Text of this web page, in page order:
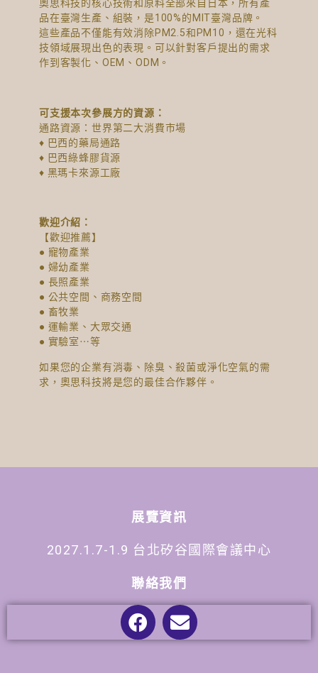
奧思科技的核心技術和原料全部來自日本，所有產
品在臺灣生產、組裝，是100%的MIT臺灣品牌。
這些產品不僅能有效消除PM2.5和PM10，還在光科
技領域展現出色的表現。可以針對客戶提出的需求
作到客製化、OEM、ODM。
可支援本次參展方的資源：
通路資源：世界第二大消費市場
♦ 巴西的藥局通路
♦ 巴西綠蜂膠貨源
♦ 黑瑪卡來源工廠
歡迎介紹：
【歡迎推薦】
● 寵物產業
● 婦幼產業
● 長照產業
● 公共空間、商務空間
● 畜牧業
● 運輸業、大眾交通
● 實驗室⋯等
如果您的企業有消毒、除臭、殺菌或淨化空氣的需
求，奧思科技將是您的最佳合作夥伴。
展覽資訊
2027.1.7-1.9 台北矽谷國際會議中心
聯絡我們